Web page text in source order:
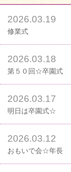
2026.03.19
修業式
2026.03.18
第５０回☆卒園式
2026.03.17
明日は卒園式☆
2026.03.12
おもいで会☆年長